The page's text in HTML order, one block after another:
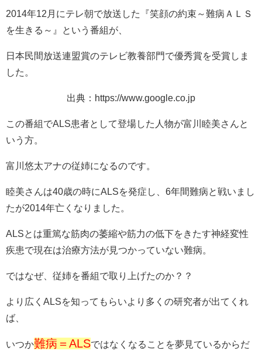
2014年12月にテレ朝で放送した『笑顔の約束～難病ＡＬＳ
を生きる～』という番組が、
日本民間放送連盟賞のテレビ教養部門で優秀賞を受賞しま
した。
出典：https://www.google.co.jp
この番組でALS患者として登場した人物が富川睦美さんと
いう方。
富川悠太アナの従姉になるのです。
睦美さんは40歳の時にALSを発症し、6年間難病と戦いまし
たが2014年亡くなりました。
ALSとは重篤な筋肉の萎縮や筋力の低下をきたす神経変性
疾患で現在は治療方法が見つかっていない難病。
ではなぜ、従姉を番組で取り上げたのか？？
より広くALSを知ってもらいより多くの研究者が出てくれ
ば、
いつか難病＝ALSではなくなることを夢見ているからだ